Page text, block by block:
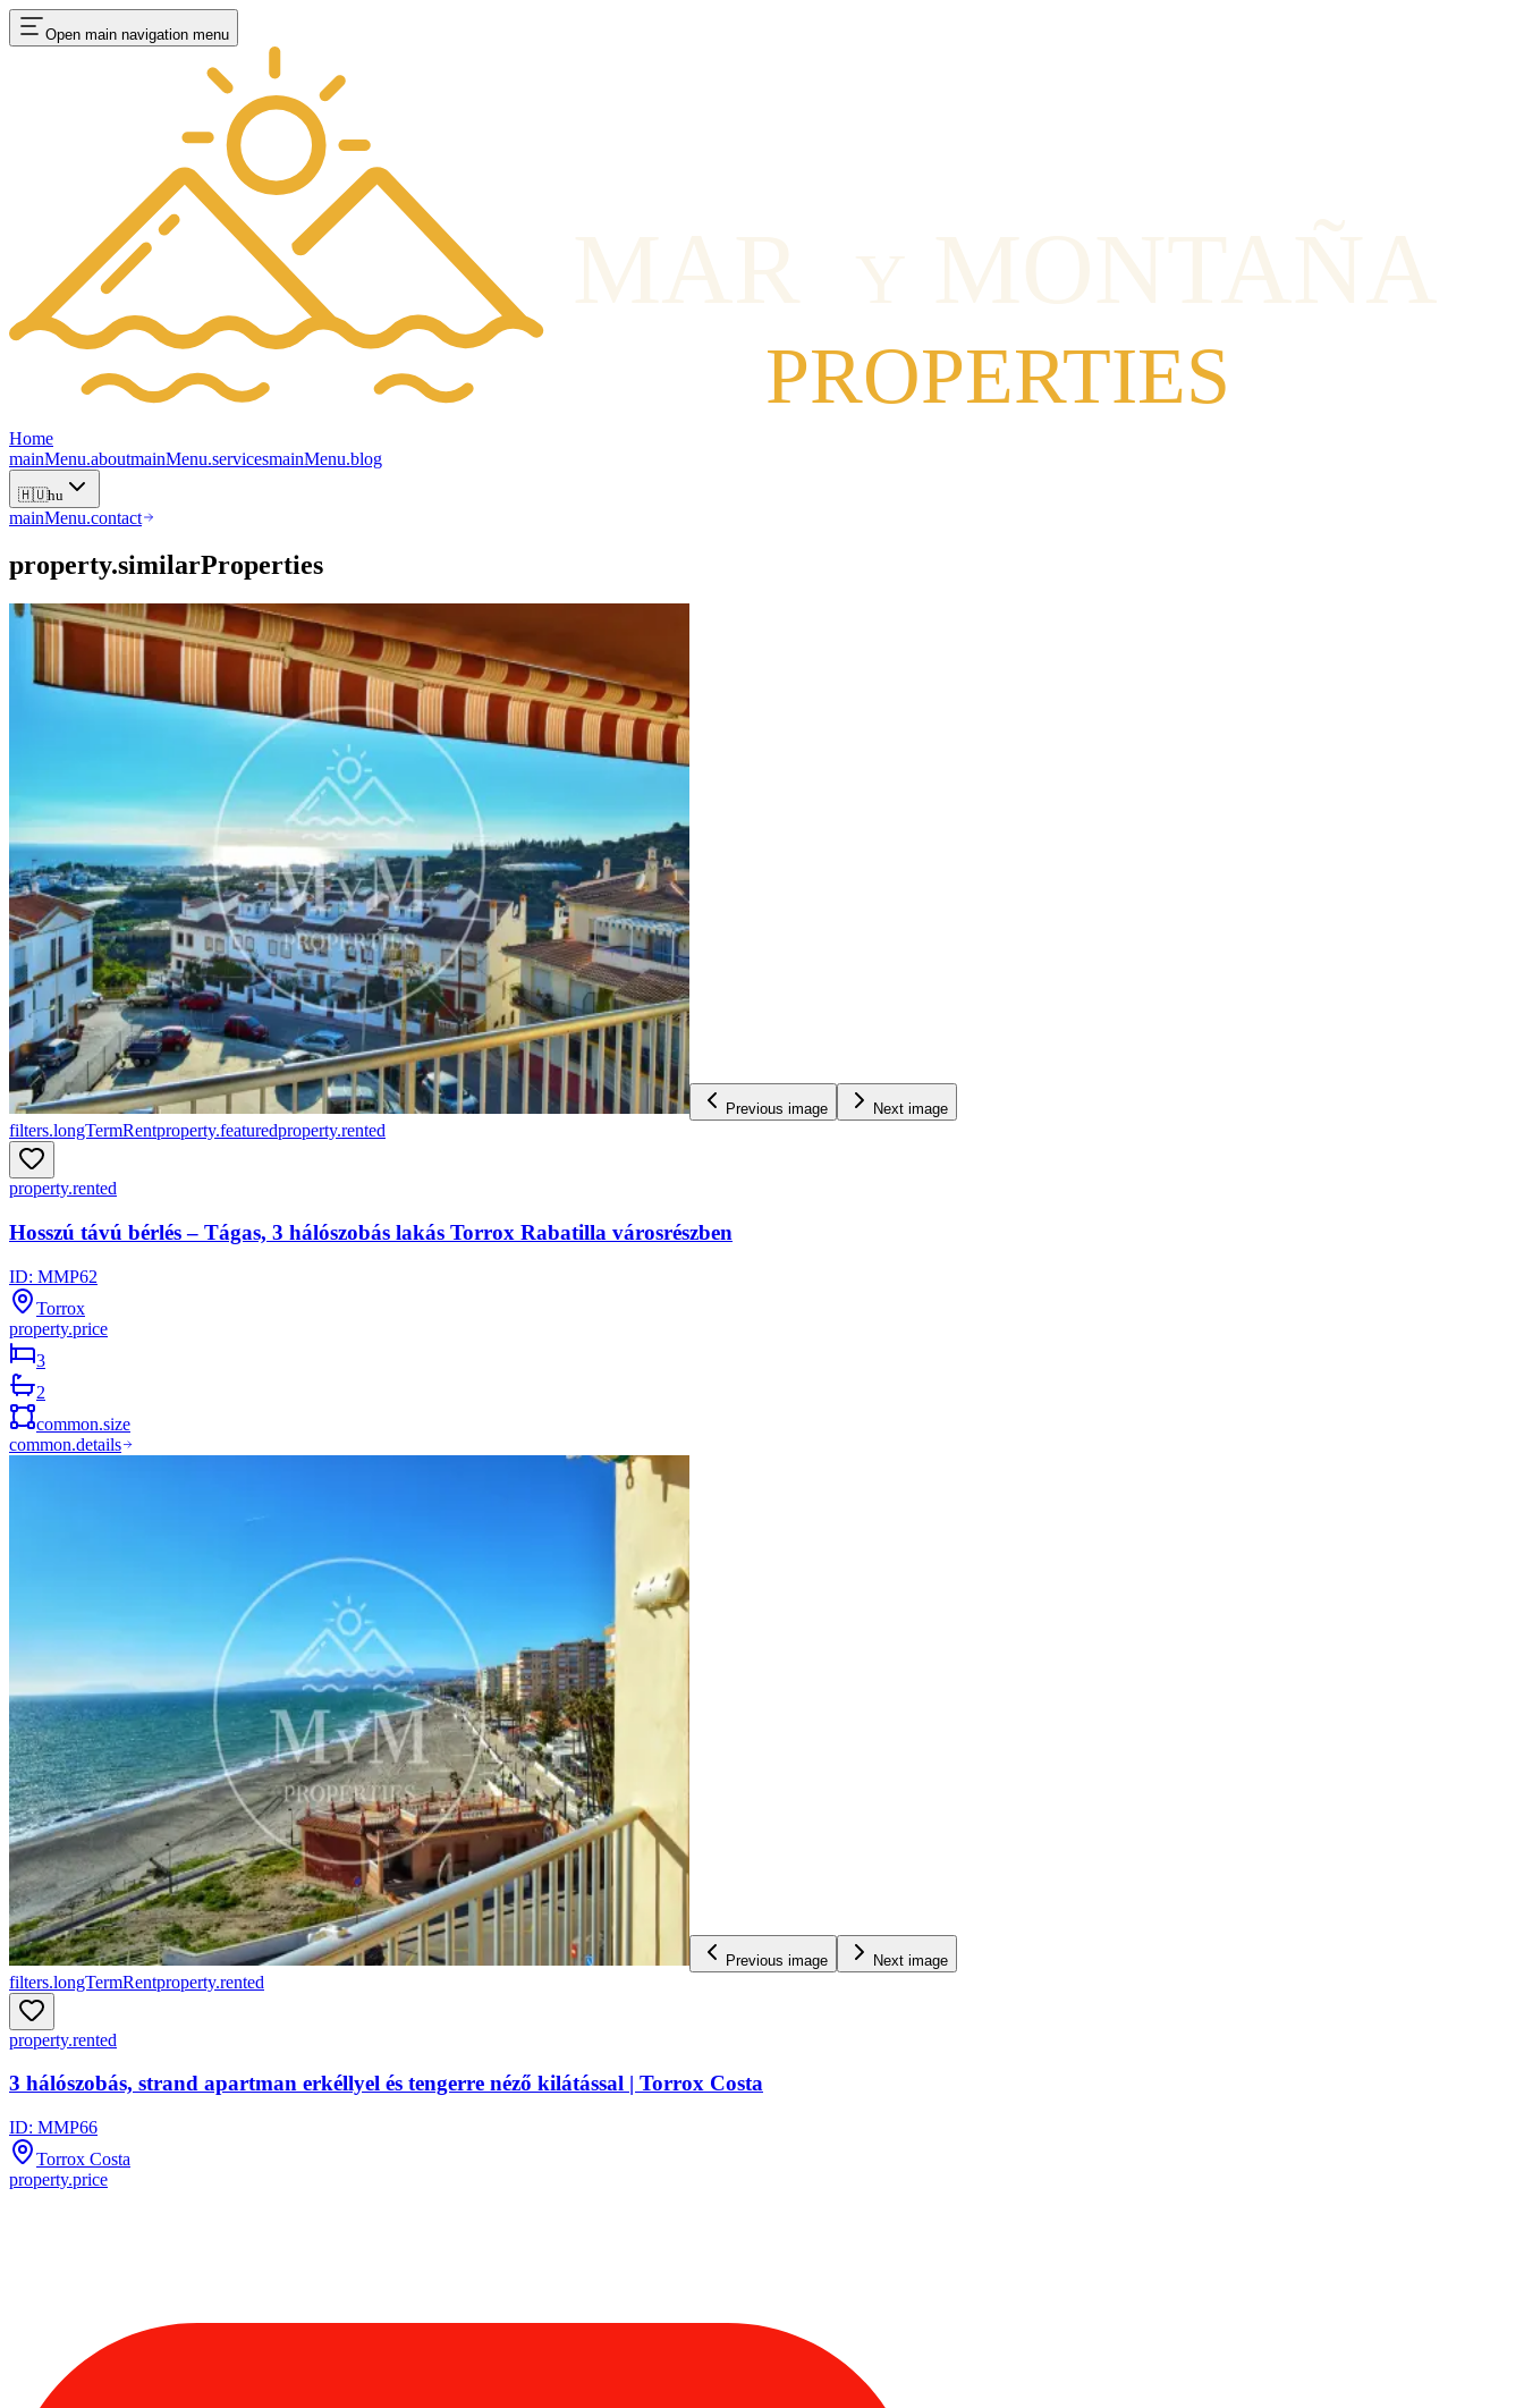
Open main navigation menu
Home
mainMenu.aboutmainMenu.servicesmainMenu.blog
🇭🇺hu
mainMenu.contact
property.similarProperties
Previous image Next image
filters.longTermRentproperty.featuredproperty.rented
property.rented
Hosszú távú bérlés – Tágas, 3 hálószobás lakás Torrox Rabatilla városrészben
ID: MMP62
Torrox
property.price
3
2
common.size
common.details
Previous image Next image
filters.longTermRentproperty.rented
property.rented
3 hálószobás, strand apartman erkéllyel és tengerre néző kilátással | Torrox Costa
ID: MMP66
Torrox Costa
property.price